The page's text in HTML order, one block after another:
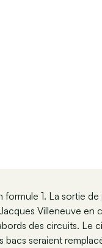
1. La sortie
Villeneuve
des circuits. Le
seraient